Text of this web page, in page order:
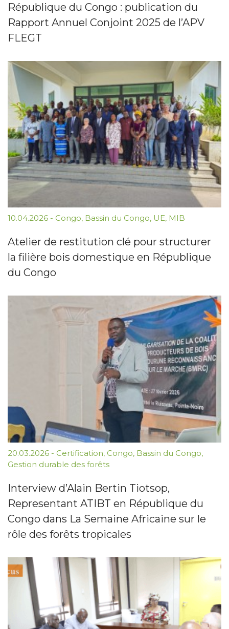
République du Congo : publication du
Rapport Annuel Conjoint 2025 de l’APV
FLEGT
10.04.2026 - Congo, Bassin du Congo, UE, MIB
Atelier de restitution clé pour structurer
la filière bois domestique en République
du Congo
20.03.2026 - Certification, Congo, Bassin du Congo,
Gestion durable des forêts
Interview d’Alain Bertin Tiotsop,
Representant ATIBT en République du
Congo dans La Semaine Africaine sur le
rôle des forêts tropicales